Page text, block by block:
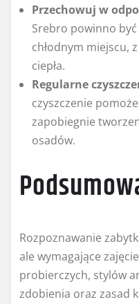
Przechowuj w
Srebro powinno
chłodnym miejscu,
ciepła.
Regularne
czyszczenie
zapobiegnie
osadów.
Rozpoznawanie
ale wymagające
probierczych, stylów
zdobienia oraz zasad